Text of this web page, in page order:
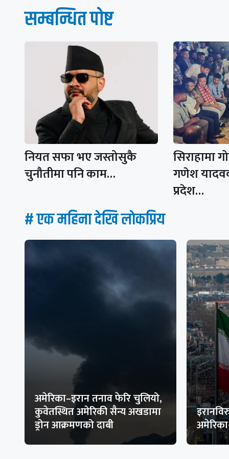
सम्बन्धित पाेष्ट
नियत सफा भए जस्तोसुकै
चुनौतीमा पनि काम…
सिराहामा
गणेश
प्रदेश…
# एक महिना देखि लाेकप्रिय
अमेरिका–इरान तनाव फेरि चुलियो,
कुवेतस्थित अमेरिकी सैन्य अखडामा
ड्रोन आक्रमणको दाबी